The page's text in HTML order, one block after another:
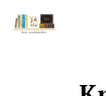
obsah